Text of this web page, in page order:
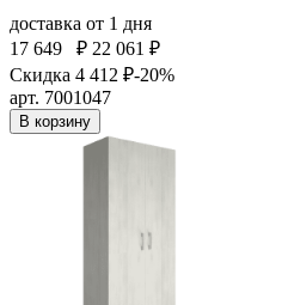
доставка от 1 дня
17 649
₽ 22 061 ₽
Скидка 4 412 ₽-20%
арт. 7001047
В корзину